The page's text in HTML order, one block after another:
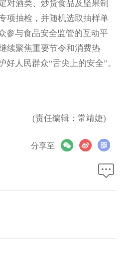
对酒类、炒货食品及坚果制
项抽检，并随机选取抽样单
参与食品安全监管的互动平
续聚焦重要节令和消费热
人民群众“舌尖上的安全”。
(责任编辑：常靖婕)
分享至